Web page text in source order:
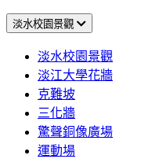
淡水校園景觀
淡水校園景觀
淡江大學花牆
克難坡
三化牆
驚聲銅像廣場
運動場